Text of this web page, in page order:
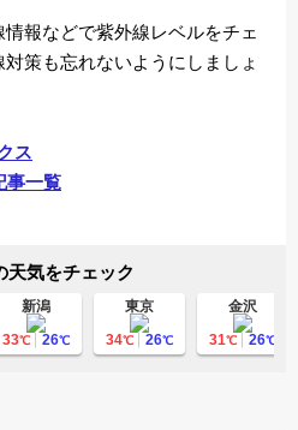
報などで紫外線レベルをチェ
策も忘れないようにしましょ
ス
事一覧
天気をチェック
新潟
33℃ 26℃
東京
34℃ 26℃
金沢
31℃ 26℃